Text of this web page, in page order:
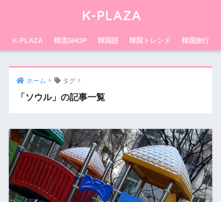
K-PLAZA
K-PLAZA 韓流SHOP 韓国語 韓国トレンド 韓国旅行
ホーム タグ
「ソウル」の記事一覧